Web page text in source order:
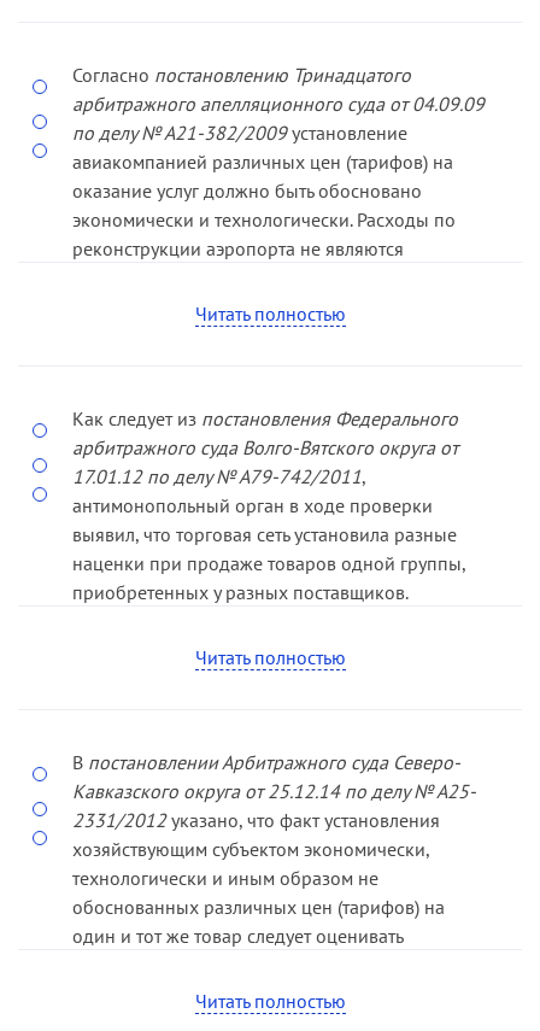
Согласно постановлению Тринадцатого
арбитражного апелляционного суда от 04.09.09
по делу № А21-382/2009установление
авиакомпанией различных цен (тарифов) на
оказание услуг должно быть обосновано
экономически и технологически. Расходы по
реконструкции аэропорта не являются
свидетельствуют о злоупотреблении
хозяйствующим субъектом своим
Читать полностью
Как следует из постановления Федерального
арбитражного суда Волго-Вятского округа от
17.01.12 по делу № А79-742/2011,
антимонопольный орган в ходе проверки
выявил, что торговая сеть установила разные
наценки при продаже товаров одной группы,
приобретенных у разных поставщиков.
действия могут привести к созданию
дискриминационных условий для поставщиков
нарушений, которое компания оспорила в
арбитражном суде.
Суды признали предписание незаконным. В
договорах поставки, заключенных между
торговой сетью и поставщиками товара, не
содержатся условия об установлении наценок
приобретения товаров у поставщиков торговая
Читать полностью
В постановлении Арбитражного суда Северо-
Кавказского округа от 25.12.14 по делу № А25-
2331/2012указано, что факт установления
хозяйствующим субъектом экономически,
технологически и иным образом не
обоснованных различных цен (тарифов) на
один и тот же товар следует оценивать
на котором соответствующий субъект занимает
доминирующее положение. То есть данное
Читать полностью